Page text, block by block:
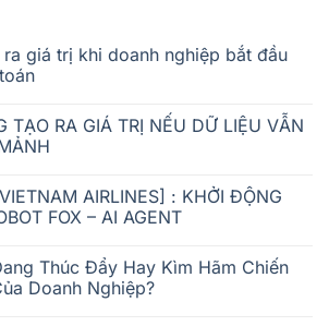
giá trị khi doanh nghiệp bắt đầu
TẠO RA GIÁ TRỊ NẾU DỮ LIỆU VẪN
AIRLINES] : KHỞI ĐỘNG
FOX – AI AGENT
Thúc Đẩy Hay Kìm Hãm Chiến
Doanh Nghiệp?